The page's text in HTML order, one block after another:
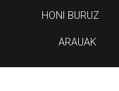
HONI BURUZ
ARAUAK